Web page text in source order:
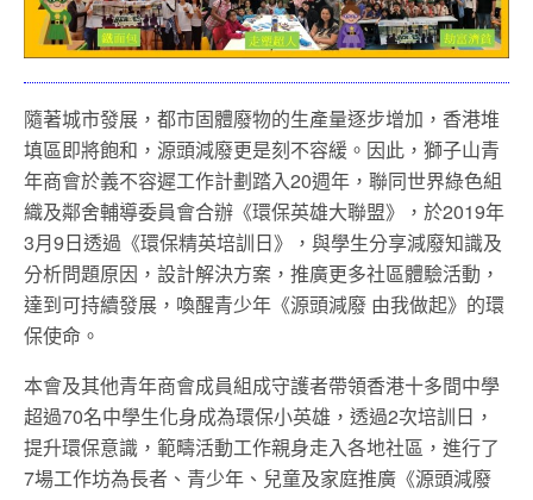
隨著城市發展，都市固體廢物的生產量逐步增加，香港堆
填區即將飽和，源頭減廢更是刻不容緩。因此，獅子山青
年商會於義不容遲工作計劃踏入20週年，聯同世界綠色組
織及鄰舍輔導委員會合辦《環保英雄大聯盟》，於2019年
3月9日透過《環保精英培訓日》，與學生分享減廢知識及
分析問題原因，設計解決方案，推廣更多社區體驗活動，
達到可持續發展，喚醒青少年《源頭減廢 由我做起》的環
保使命。
本會及其他青年商會成員組成守護者帶領香港十多間中學
超過70名中學生化身成為環保小英雄，透過2次培訓日，
提升環保意識，範疇活動工作親身走入各地社區，進行了
7場工作坊為長者、青少年、兒童及家庭推廣《源頭減廢